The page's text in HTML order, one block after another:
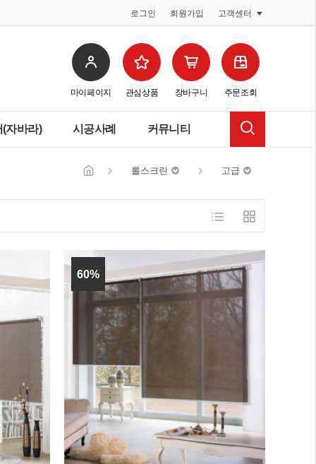
로그인 회원가입 고객센터
마이페이지 관심상품 장바구니 주문조회
자바라) 시공사례 커뮤니티
롤스크린 고급
60%